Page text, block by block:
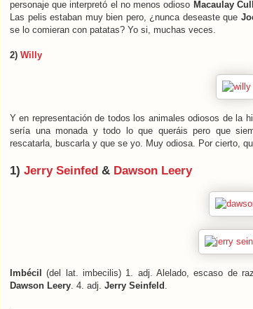
personaje que interpretó el no menos odioso Macaulay
Las pelis estaban muy bien pero, ¿nunca deseaste que
se lo comieran con patatas? Yo si, muchas veces.
2) Willy
Y en representación de todos los animales odiosos de la
sería una monada y todo lo que queráis pero que
rescatarla, buscarla y que se yo. Muy odiosa. Por cierto,
1) Jerry Seinfed & Dawson Leery
Imbécil
(del lat. imbecilis) 1. adj. Alelado, escaso de
Dawson Leery. 4. adj. Jerry Seinfeld .